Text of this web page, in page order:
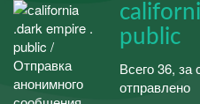
public
Всего 36, за
отправлено